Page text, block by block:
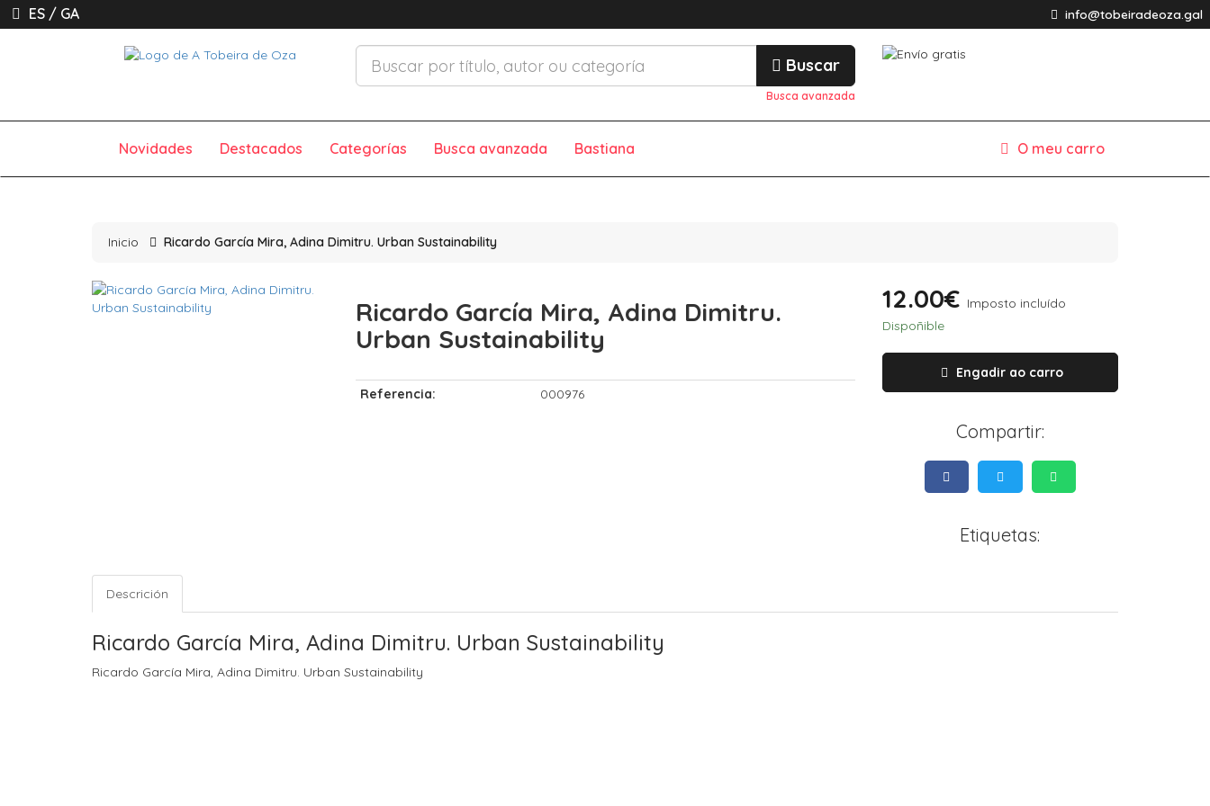
ES / GA info@tobeiradeoza.gal
Buscar
Busca avanzada
Novidades Destacados Categorías Busca avanzada Bastiana O meu carro
Inicio Ricardo García Mira, Adina Dimitru. Urban Sustainability
Ricardo García Mira, Adina Dimitru.
Urban Sustainability
Referencia: 000976
12.00€ Imposto incluído
Dispoñible
Engadir ao carro
Compartir:
Etiquetas:
Descrición
Ricardo García Mira, Adina Dimitru. Urban Sustainability
Ricardo García Mira, Adina Dimitru. Urban Sustainability